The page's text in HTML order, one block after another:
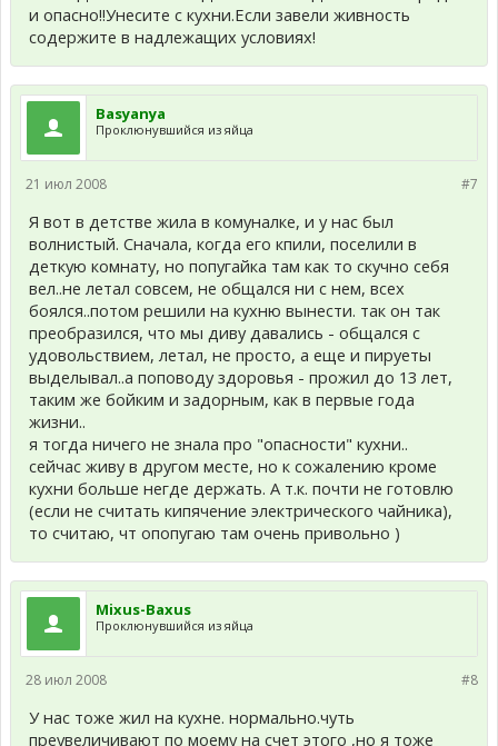
и опасно!!Унесите с кухни.Если завели живность
содержите в надлежащих условиях!
Basyanya
Проклюнувшийся из яйца
#7
21 июл 2008
Я вот в детстве жила в комуналке, и у нас был
волнистый. Сначала, когда его кпили, поселили в
деткую комнату, но попугайка там как то скучно себя
вел..не летал совсем, не общался ни с нем, всех
боялся..потом решили на кухню вынести. так он так
преобразился, что мы диву давались - общался с
удовольствием, летал, не просто, а еще и пируеты
выделывал..а поповоду здоровья - прожил до 13 лет,
таким же бойким и задорным, как в первые года
жизни..
я тогда ничего не знала про "опасности" кухни..
сейчас живу в другом месте, но к сожалению кроме
кухни больше негде держать. А т.к. почти не готовлю
(если не считать кипячение электрического чайника),
то считаю, чт опопугаю там очень привольно )
Mixus-Baxus
Проклюнувшийся из яйца
#8
28 июл 2008
У нас тоже жил на кухне. нормально.чуть
преувеличивают по моему на счет этого ,но я тоже